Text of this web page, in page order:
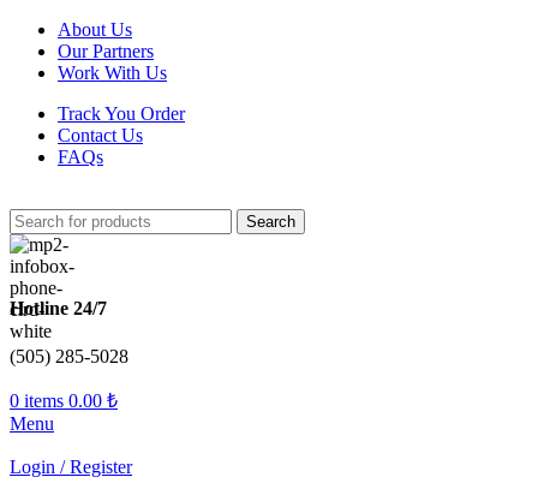
About Us
Our Partners
Work With Us
Track You Order
Contact Us
FAQs
Search
Hotline 24/7
(505) 285-5028
0 items 0.00 ₺
Menu
Login / Register